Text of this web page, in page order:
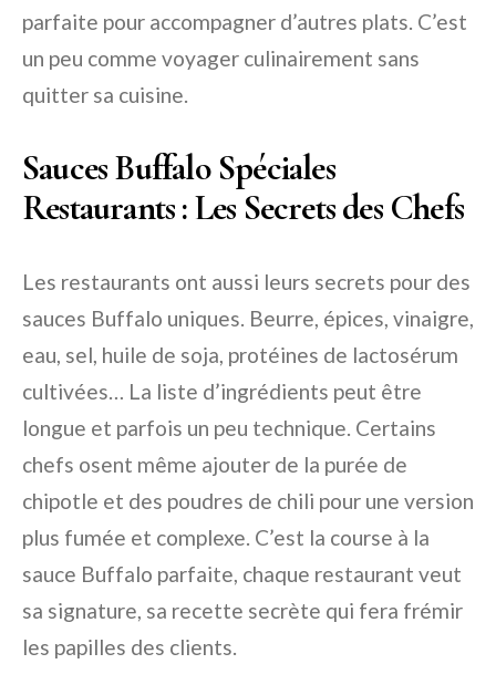
parfaite pour accompagner d’autres plats. C’est
un peu comme voyager culinairement sans
quitter sa cuisine.
Sauces Buffalo Spéciales
Restaurants : Les Secrets des Chefs
Les restaurants ont aussi leurs secrets pour des
sauces Buffalo uniques. Beurre, épices, vinaigre,
eau, sel, huile de soja, protéines de lactosérum
cultivées… La liste d’ingrédients peut être
longue et parfois un peu technique. Certains
chefs osent même ajouter de la purée de
chipotle et des poudres de chili pour une version
plus fumée et complexe. C’est la course à la
sauce Buffalo parfaite, chaque restaurant veut
sa signature, sa recette secrète qui fera frémir
les papilles des clients.